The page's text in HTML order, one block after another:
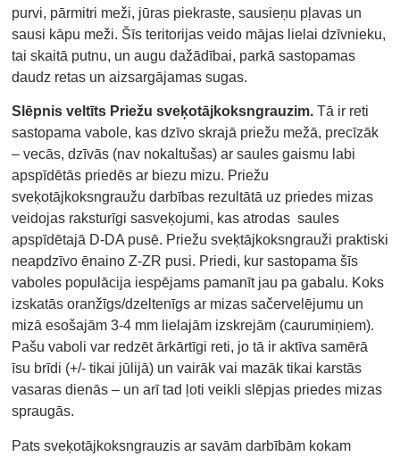
purvi, pārmitri meži, jūras piekraste, sausieņu pļavas un
sausi kāpu meži. Šīs teritorijas veido mājas lielai dzīvnieku,
tai skaitā putnu, un augu dažādībai, parkā sastopamas
daudz retas un aizsargājamas sugas.
Slēpnis veltīts Priežu sveķotājkoksngrauzim. Tā ir reti
sastopama vabole, kas dzīvo skrajā priežu mežā, precīzāk
– vecās, dzīvās (nav nokaltušas) ar saules gaismu labi
apspīdētās priedēs ar biezu mizu. Priežu
sveķotājkoksngraužu darbības rezultātā uz priedes mizas
veidojas raksturīgi sasveķojumi, kas atrodas saules
apspīdētajā D-DA pusē. Priežu sveķtājkoksngrauži praktiski
neapdzīvo ēnaino Z-ZR pusi. Priedi, kur sastopama šīs
vaboles populācija iespējams pamanīt jau pa gabalu. Koks
izskatās oranžīgs/dzeltenīgs ar mizas sačervelējumu un
mizā esošajām 3-4 mm lielajām izskrejām (caurumiņiem).
Pašu vaboli var redzēt ārkārtīgi reti, jo tā ir aktīva samērā
īsu brīdi (+/- tikai jūlijā) un vairāk vai mazāk tikai karstās
vasaras dienās – un arī tad ļoti veikli slēpjas priedes mizas
spraugās.
Pats sveķotājkoksngrauzis ar savām darbībām kokam